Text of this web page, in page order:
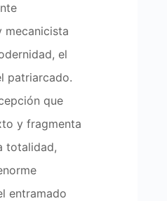
mecanicista
el
patriarcado.
que
y fragmenta
totalidad,
entramado